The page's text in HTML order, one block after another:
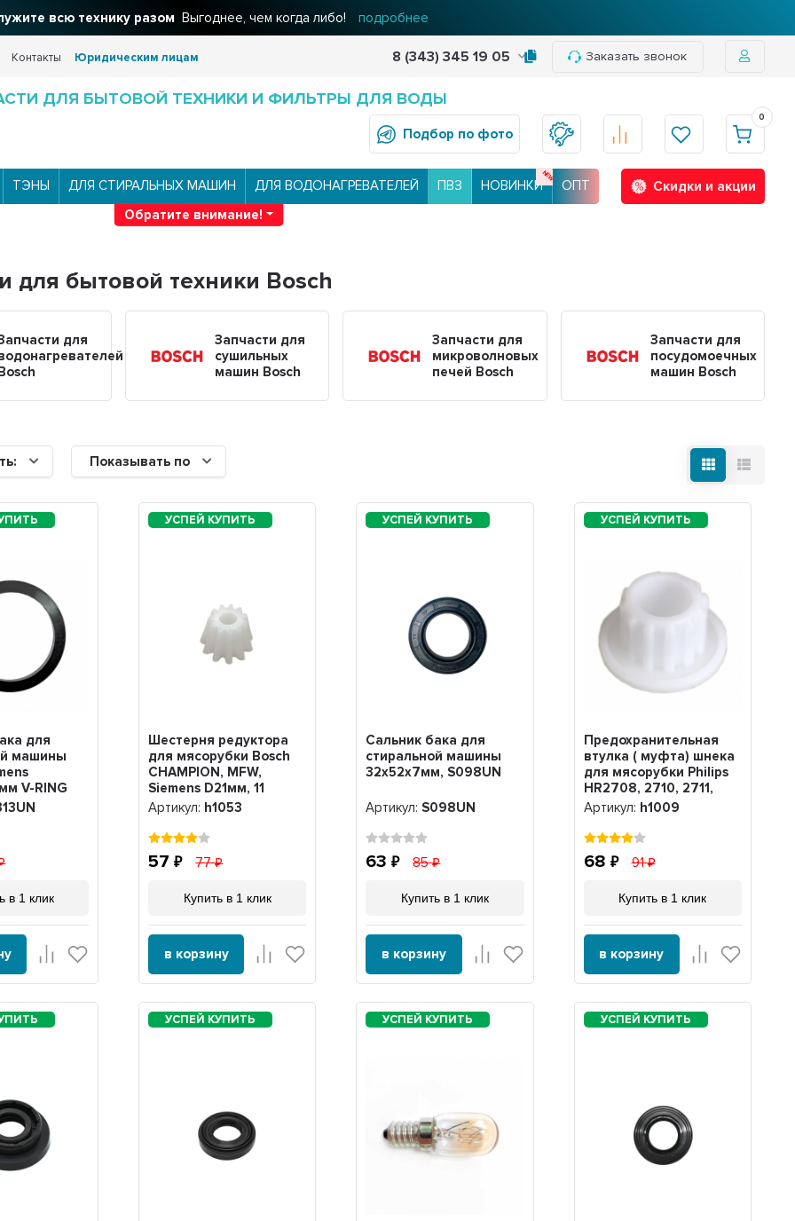
всю технику разом Выгоднее, чем когда либо! подробнее
Контакты Юридическим лицам 8 (343) 345 19 05 Заказать звонок
ДЛЯ БЫТОВОЙ ТЕХНИКИ И ФИЛЬТРЫ ДЛЯ ВОДЫ
Подбор по фото
0
ТЭНЫ ДЛЯ СТИРАЛЬНЫХ МАШИН ДЛЯ ВОДОНАГРЕВАТЕЛЕЙ ПВЗ НОВИНКИ ОПТ
Скидки и акции
Обратите внимание!
для бытовой техники Bosch
для
Запчасти для
сушильных
машин Bosch
Запчасти для
микроволновых
печей Bosch
Запчасти для
посудомоечных
машин Bosch
Показывать по
для
машины
V-RING
в 1 клик
Шестерня редуктора
для мясорубки Bosch
CHAMPION, MFW,
Siemens D21мм, 11
зубьев, h1053
Артикул: h1053
57 77
Купить в 1 клик
в корзину
Сальник бака для
стиральной машины
32х52х7мм, S098UN
Артикул:S098UN
63 85
Купить в 1 клик
в корзину
Предохранительная
втулка ( муфта) шнека
для мясорубки Philips
HR2708, 2710, 2711,
2713, 2722, 2723,
Zelmer, 756993,
420306564070, h1009
Артикул: h1009
68 91
Купить в 1 клик
в корзину